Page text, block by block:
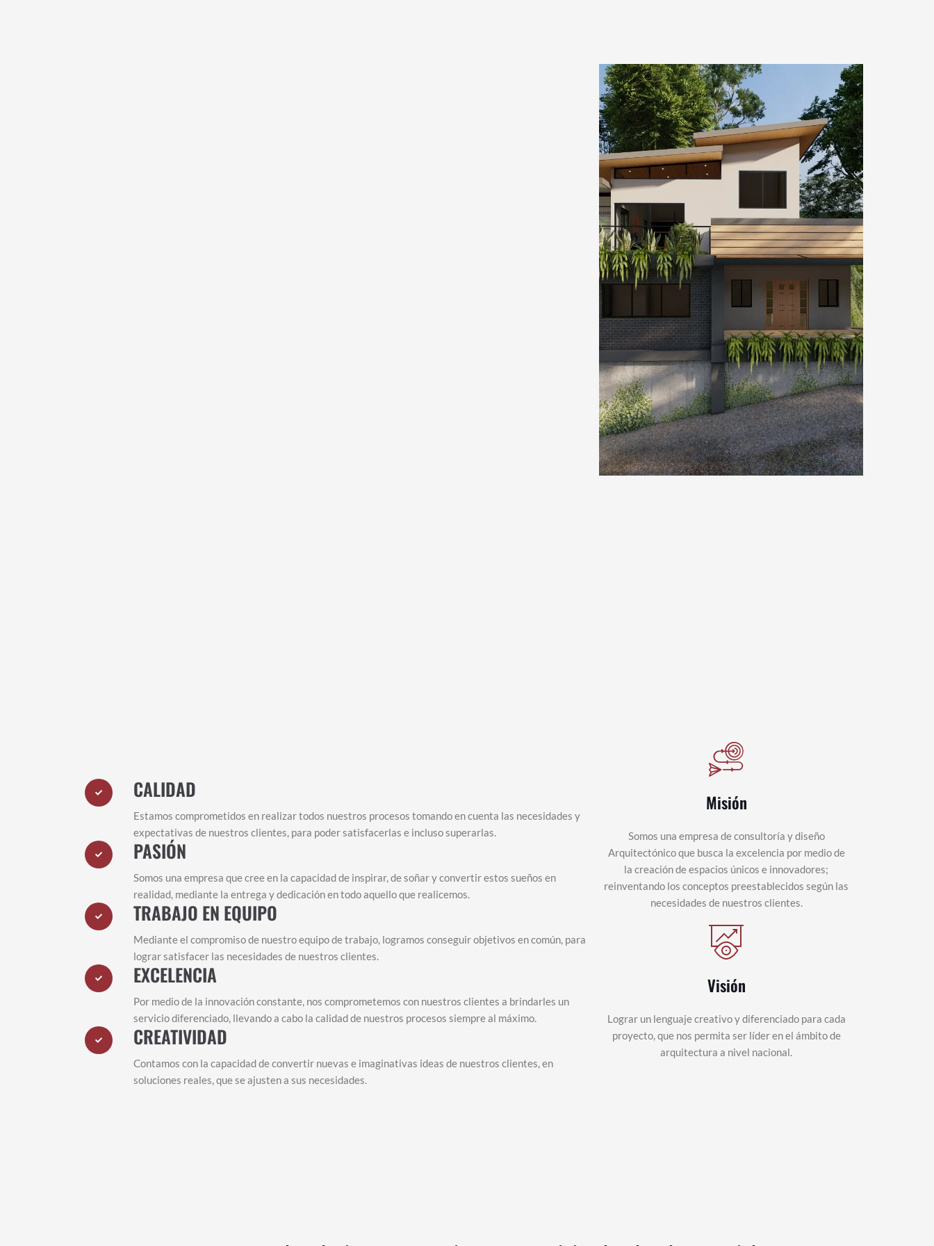
CALIDAD
Estamos comprometidos en realizar todos nuestros procesos tomando en cuenta las necesidades y
expectativas de nuestros clientes, para poder satisfacerlas e incluso superarlas.
PASIÓN
Somos una empresa que cree en la capacidad de inspirar, de soñar y convertir estos sueños en
realidad, mediante la entrega y dedicación en todo aquello que realicemos.
TRABAJO EN EQUIPO
Mediante el compromiso de nuestro equipo de trabajo, logramos conseguir objetivos en común, para
lograr satisfacer las necesidades de nuestros clientes.
EXCELENCIA
Por medio de la innovación constante, nos comprometemos con nuestros clientes a brindarles un
servicio diferenciado, llevando a cabo la calidad de nuestros procesos siempre al máximo.
CREATIVIDAD
Contamos con la capacidad de convertir nuevas e imaginativas ideas de nuestros clientes, en
soluciones reales, que se ajusten a sus necesidades.
Misión
Somos una empresa de consultoría y diseño
Arquitectónico que busca la excelencia por medio de
la creación de espacios únicos e innovadores;
reinventando los conceptos preestablecidos según las
necesidades de nuestros clientes.
Visión
Lograr un lenguaje creativo y diferenciado para cada
proyecto, que nos permita ser líder en el ámbito de
arquitectura a nivel nacional.